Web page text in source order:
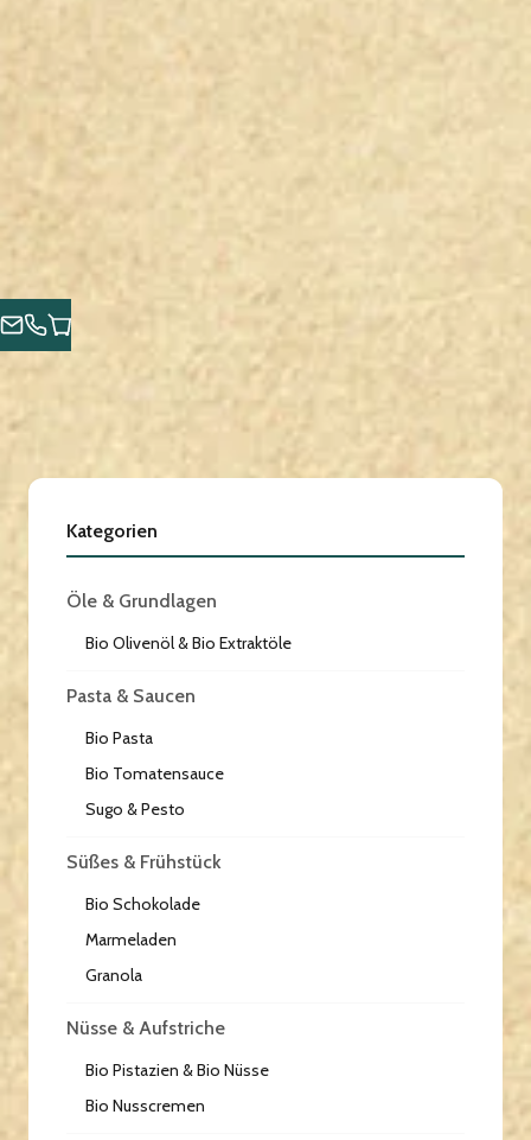
Kategorien
Öle & Grundlagen
Bio Olivenöl & Bio Extraktöle
Pasta & Saucen
Bio Pasta
Bio Tomatensauce
Sugo & Pesto
Süßes & Frühstück
Bio Schokolade
Marmeladen
Granola
Nüsse & Aufstriche
Bio Pistazien & Bio Nüsse
Bio Nusscremen